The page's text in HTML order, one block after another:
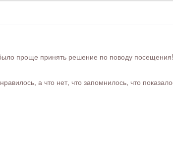
проще принять решение по поводу посещения!
а что нет, что запомнилось, что